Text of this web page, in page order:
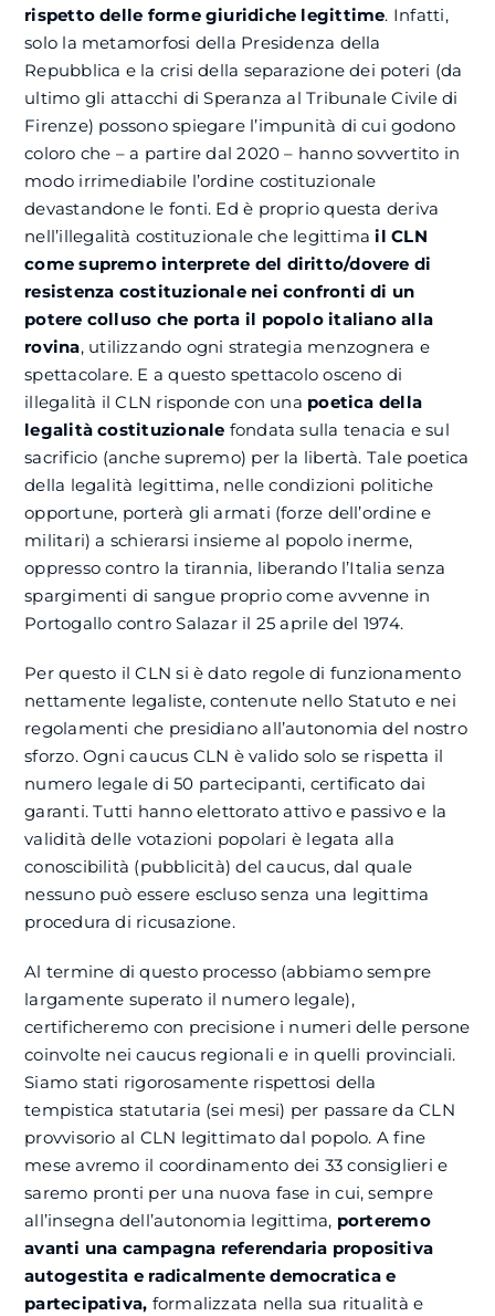
rispetto delle forme giuridiche legittime. Infatti,
solo la metamorfosi della Presidenza della
Repubblica e la crisi della separazione dei poteri (da
ultimo gli attacchi di Speranza al Tribunale Civile di
Firenze) possono spiegare l’impunità di cui godono
coloro che – a partire dal 2020 – hanno sovvertito in
modo irrimediabile l’ordine costituzionale
devastandone le fonti. Ed è proprio questa deriva
nell’illegalità costituzionale che legittimail CLN
come supremo interprete del diritto/dovere di
resistenza costituzionale nei confronti di un
potere colluso che porta il popolo italiano alla
rovina, utilizzando ogni strategia menzognera e
spettacolare. E a questo spettacolo osceno di
illegalità il CLN risponde con una poetica della
legalità costituzionale fondata sulla tenacia e sul
sacrificio (anche supremo) per la libertà. Tale poetica
della legalità legittima, nelle condizioni politiche
opportune, porterà gli armati (forze dell’ordine e
militari) a schierarsi insieme al popolo inerme,
oppresso contro la tirannia, liberando l’Italia senza
spargimenti di sangue proprio come avvenne in
Portogallo contro Salazar il 25 aprile del 1974.
Per questo il CLN si è dato regole di funzionamento
nettamente legaliste, contenute nello Statuto e nei
regolamenti che presidiano all’autonomia del nostro
sforzo. Ogni caucus CLN è valido solo se rispetta il
numero legale di 50 partecipanti, certificato dai
garanti. Tutti hanno elettorato attivo e passivo e la
validità delle votazioni popolari è legata alla
conoscibilità (pubblicità) del caucus, dal quale
nessuno può essere escluso senza una legittima
procedura di ricusazione.
Al termine di questo processo (abbiamo sempre
largamente superato il numero legale),
certificheremo con precisione i numeri delle persone
coinvolte nei caucus regionali e in quelli provinciali.
Siamo stati rigorosamente rispettosi della
tempistica statutaria (sei mesi) per passare da CLN
provvisorio al CLN legittimato dal popolo. A fine
mese avremo il coordinamento dei 33 consiglieri e
saremo pronti per una nuova fase in cui, sempre
all’insegna dell’autonomia legittima, porteremo
avanti una campagna referendaria propositiva
autogestita e radicalmente democratica e
partecipativa, formalizzata nella sua ritualità e